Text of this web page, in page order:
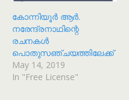
കോന്നിയൂർ ആർ.
നരേന്ദ്രനാഥിന്റെ
രചനകൾ
പൊതുസഞ്ചയത്തിലേക്ക്
May 14, 2019
In "Free License"